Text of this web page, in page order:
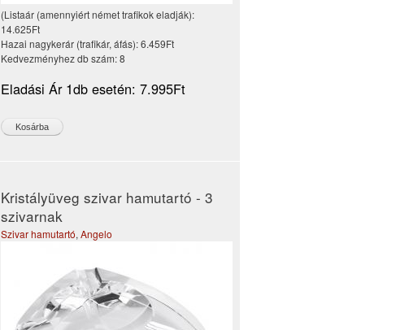
(Listaár (amennyiért német trafikok eladják):
14.625Ft
Hazai nagykerár (trafikár, áfás):6.459Ft
Kedvezményhez db szám:8
Eladási Ár 1db esetén: 7.995Ft
Kristályüveg szivar hamutartó - 3
szivarnak
Szivar hamutartó, Angelo